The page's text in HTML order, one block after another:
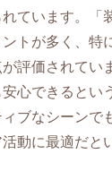
ています。「
トが多く、特
評価されてい
心できるとい
ブなシーンで
動に最適だと